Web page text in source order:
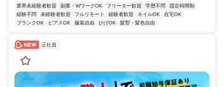
業界未経験者歓迎 副業・WワークOK フリーター歓迎 学歴不問
固定時間制
経験不問
未経験者歓迎 フルリモート 経験者歓迎 ネイルOK
在宅OK
ブランクOK
ピアスOK 服装自由 ひげOK 髪型・髪色自由
正社員